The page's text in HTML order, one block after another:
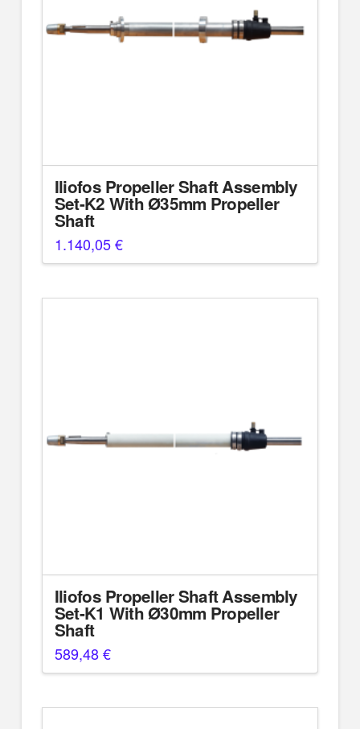
Iliofos Propeller Shaft Assembly
Set-K2 With Ø35mm Propeller
Shaft
1.140,05€
Iliofos Propeller Shaft Assembly
Set-K1 With Ø30mm Propeller
Shaft
589,48€